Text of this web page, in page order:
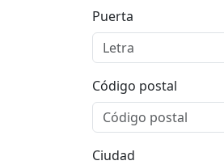
Puerta
Código postal
Ciudad